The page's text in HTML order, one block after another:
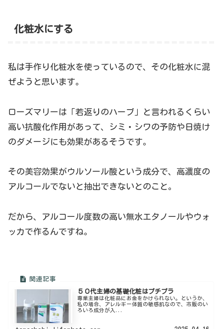
化粧水にする
私は手作り化粧水を使っているので、その化粧水に混
ぜようと思います。
ローズマリーは「若返りのハーブ」と言われるくらい
高い抗酸化作用があって、シミ・シワの予防や日焼け
のダメージにも効果があるそうです。
その美容効果がウルソール酸という成分で、高濃度の
アルコールでないと抽出できないとのこと。
だから、アルコール度数の高い無水エタノールやウォ
ッカで作るんですね。
５０代主婦の基礎化粧はプチプラ
専業主婦は化粧品にお金をかけられない。というか、
私の場合、アレルギー体質の敏感肌なので、市販のい
ろいろ成分が入...